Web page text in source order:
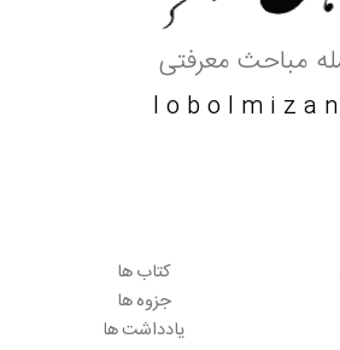
مباحث معرفتی
کتاب ها
جزوه ها
یادداشت ها